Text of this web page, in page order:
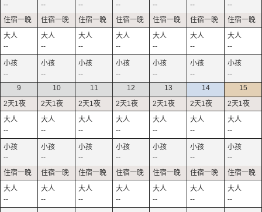
--
--
--
--
--
--
--
--
--
--
--
--
--
--
--
--
--
--
--
--
--
9
--
--
--
10
--
--
--
11
--
--
--
12
--
--
--
13
--
--
--
14
--
--
--
15
--
--
--